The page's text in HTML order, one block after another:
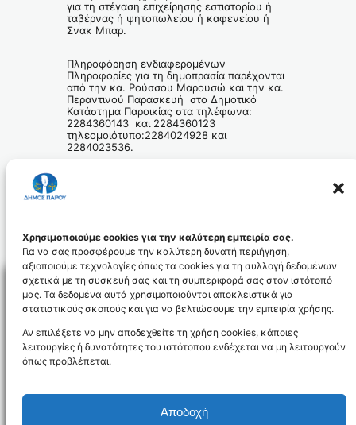
Χρησιμοποιούμε cookies για την καλύτερη εμπειρία σας.
Για να σας προσφέρουμε την καλύτερη δυνατή περιήγηση,
αξιοποιούμε τεχνολογίες όπως τα cookies για τη συλλογή δεδομένων
σχετικά με τη συσκευή σας και τη συμπεριφορά σας στον ιστότοπό
μας. Τα δεδομένα αυτά χρησιμοποιούνται αποκλειστικά για
στατιστικούς σκοπούς και για να βελτιώσουμε την εμπειρία χρήσης.
Αν επιλέξετε να μην αποδεχθείτε τη χρήση cookies, κάποιες
λειτουργίες ή δυνατότητες του ιστότοπου ενδέχεται να μη λειτουργούν
όπως προβλέπεται.
Αποδοχή
για τη στέγαση επιχείρησης εστιατορίου ή
ταβέρνας ή ψητοπωλείου ή καφενείου ή
Σνακ Μπαρ.
Πληροφόρηση ενδιαφερομένων
Πληροφορίες για τη δημοπρασία παρέχονται
από την κα. Ρούσσου Μαρουσώ και την κα.
Περαντινού Παρασκευή στο Δημοτικό
Κατάστημα Παροικίας στα τηλέφωνα:
2284360143 και 2284360123
τηλεομοιότυπο:2284024928 και
2284023536.
NEWSLETTER